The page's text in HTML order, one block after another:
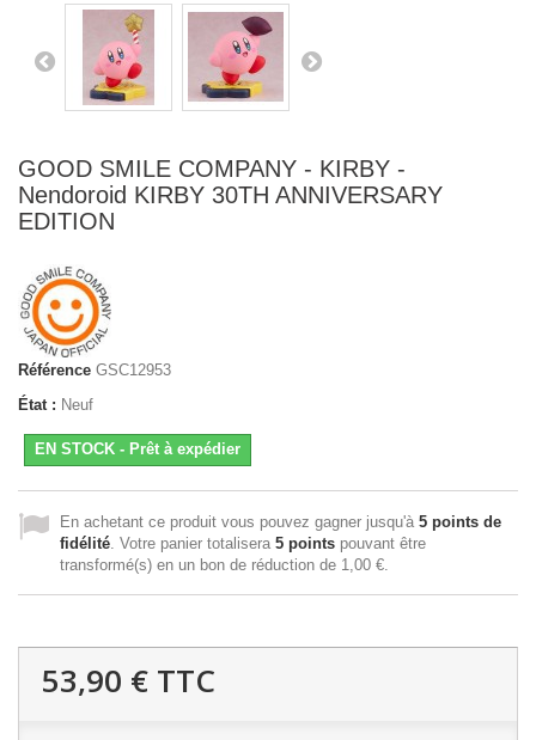
GOOD SMILE COMPANY - KIRBY -
Nendoroid KIRBY 30TH ANNIVERSARY
EDITION
Référence GSC12953
État : Neuf
EN STOCK - Prêt à expédier
En achetant ce produit vous pouvez gagner jusqu'à 5 points de
fidélité . Votre panier totalisera 5 points pouvant être
transformé(s) en un bon de réduction de 1,00 €
53,90 € TTC